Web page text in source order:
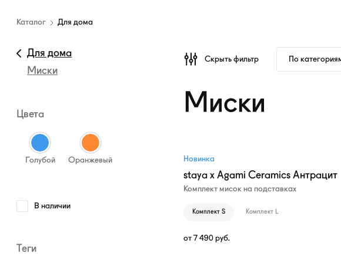
амуниции
Для
дома
Каталог Для дома
Для дома
Миски
Цвета
Голубой Оранжевый
В наличии
Теги
Скрыть фильтр По
Миски
Новинка
staya x Agami Ceramics Антрацит
Комплект мисок на подставках
Комплект S Комплект L
от 7 490 руб.